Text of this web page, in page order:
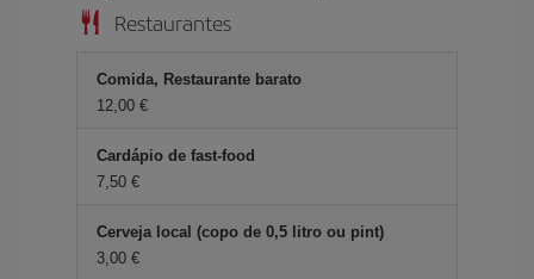
Restaurantes
Comida, Restaurante barato
12,00 €
Cardápio de fast-food
7,50 €
Cerveja local (copo de 0,5 litro ou pint)
3,00 €